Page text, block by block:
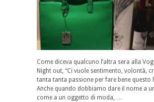
Come diceva qualcuno l’altra sera alla
Night out, “Ci vuole sentimento, volontà,
tanta tanta passione per fare bene questo
Anche quando dobbiamo dare il nome a
come a un oggetto di moda, …